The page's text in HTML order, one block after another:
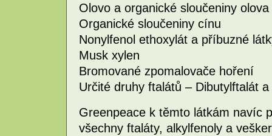
Olovo a organické sloučeniny olova
Organické sloučeniny cínu
Nonylfenol ethoxylát a příbuzné
Musk xylen
Bromované zpomalovače hoření
Určité druhy ftalátů – Dibutylftalát
Greenpeace k těmto látkám navíc
všechny ftaláty, alkylfenoly a